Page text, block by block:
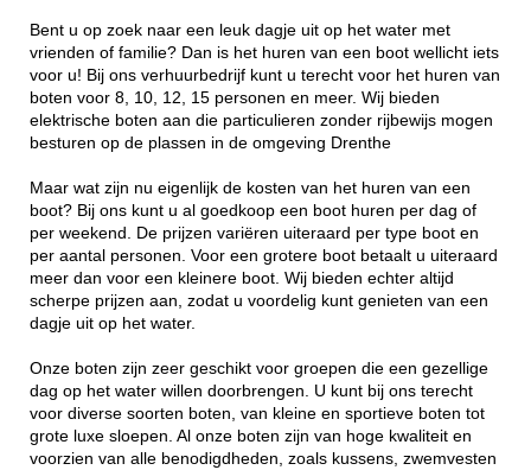
Bent u op zoek naar een leuk dagje uit op het water met
vrienden of familie? Dan is het huren van een boot wellicht iets
voor u! Bij ons verhuurbedrijf kunt u terecht voor het huren van
boten voor 8, 10, 12, 15 personen en meer. Wij bieden
elektrische boten aan die particulieren zonder rijbewijs mogen
besturen op de plassen in de omgeving Drenthe
Maar wat zijn nu eigenlijk de kosten van het huren van een
boot? Bij ons kunt u al goedkoop een boot huren per dag of
per weekend. De prijzen variëren uiteraard per type boot en
per aantal personen. Voor een grotere boot betaalt u uiteraard
meer dan voor een kleinere boot. Wij bieden echter altijd
scherpe prijzen aan, zodat u voordelig kunt genieten van een
dagje uit op het water.
Onze boten zijn zeer geschikt voor groepen die een gezellige
dag op het water willen doorbrengen. U kunt bij ons terecht
voor diverse soorten boten, van kleine en sportieve boten tot
grote luxe sloepen. Al onze boten zijn van hoge kwaliteit en
voorzien van alle benodigdheden, zoals kussens, zwemvesten